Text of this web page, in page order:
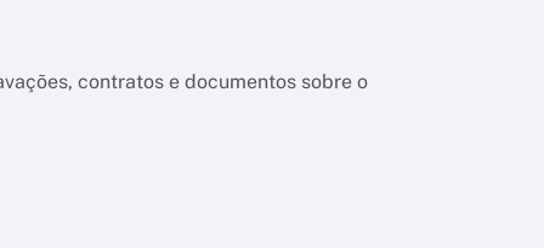
contratos e documentos sobre o